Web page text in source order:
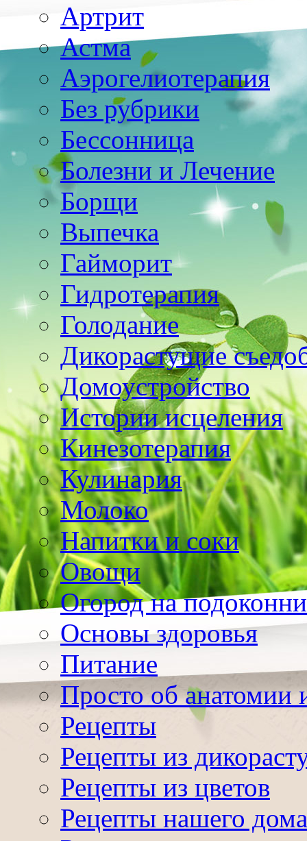
Артрит
Астма
Аэрогелиотерапия
Без рубрики
Бессонница
Болезни и Лечение
Борщи
Выпечка
Гайморит
Гидротерапия
Голодание
Дикорастущие
Домоустройство
Истории исцеления
Кинезотерапия
Кулинария
Молоко
Напитки и соки
Овощи
Огород на
Основы здоровья
Питание
Просто об анатомии
Рецепты
Рецепты из
Рецепты из цветов
Рецепты нашего дома